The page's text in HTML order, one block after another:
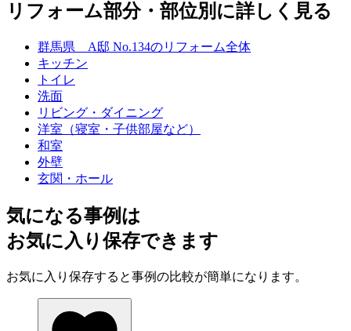
リフォーム部分・部位別に詳しく見る
群馬県 A邸 No.134のリフォーム全体
キッチン
トイレ
洗面
リビング・ダイニング
洋室（寝室・子供部屋など）
和室
外壁
玄関・ホール
気になる事例は
お気に入り保存できます
お気に入り保存すると事例の比較が簡単になります。